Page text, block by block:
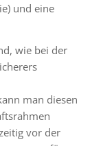
und eine
wie bei der
man diesen
vor der